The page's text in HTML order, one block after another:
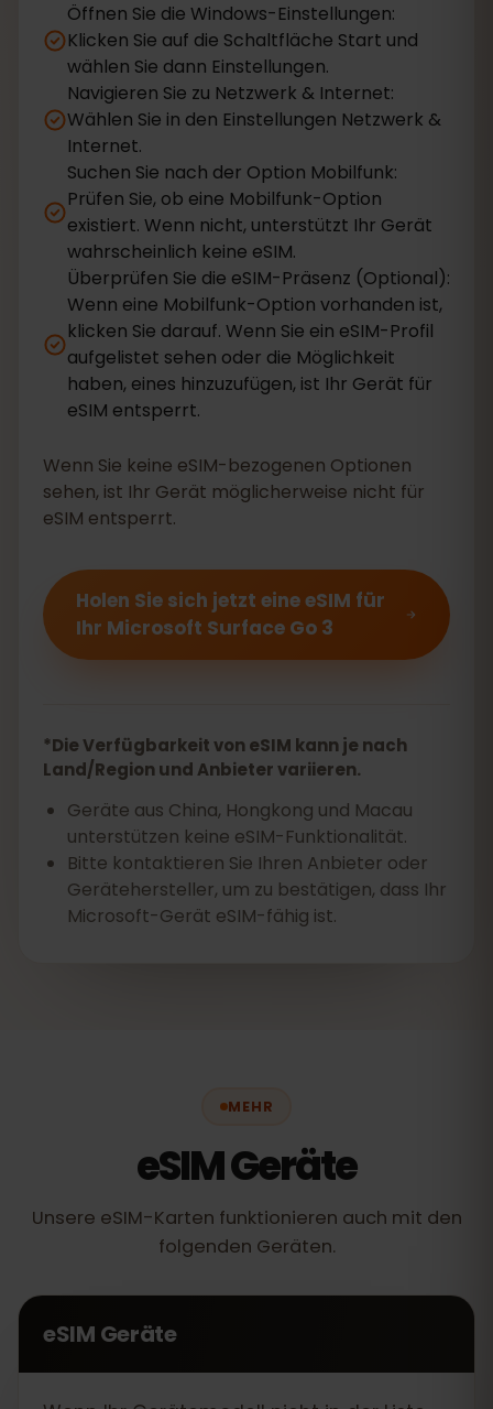
Öffnen Sie die Windows-Einstellungen:
Klicken Sie auf die Schaltfläche Start und
wählen Sie dann Einstellungen.
Navigieren Sie zu Netzwerk & Internet:
Wählen Sie in den Einstellungen Netzwerk &
Internet.
Suchen Sie nach der Option Mobilfunk:
Prüfen Sie, ob eine Mobilfunk-Option
existiert. Wenn nicht, unterstützt Ihr Gerät
wahrscheinlich keine eSIM.
Überprüfen Sie die eSIM-Präsenz (Optional):
Wenn eine Mobilfunk-Option vorhanden ist,
klicken Sie darauf. Wenn Sie ein eSIM-Profil
aufgelistet sehen oder die Möglichkeit
haben, eines hinzuzufügen, ist Ihr Gerät für
eSIM entsperrt.
Wenn Sie keine eSIM-bezogenen Optionen
sehen, ist Ihr Gerät möglicherweise nicht für
eSIM entsperrt.
Holen Sie sich jetzt eine eSIM für
Ihr Microsoft Surface Go 3
*Die Verfügbarkeit von eSIM kann je nach
Land/Region und Anbieter variieren.
Geräte aus China, Hongkong und Macau
unterstützen keine eSIM-Funktionalität.
Bitte kontaktieren Sie Ihren Anbieter oder
Gerätehersteller, um zu bestätigen, dass Ihr
Microsoft-Gerät eSIM-fähig ist.
MEHR
eSIM Geräte
Unsere eSIM-Karten funktionieren auch mit den
folgenden Geräten.
eSIM Geräte